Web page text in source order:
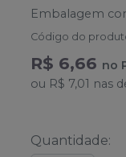
Embalagem
Código do
R$ 6,66 no
ou R$ 7,01 nas
Quantidade: